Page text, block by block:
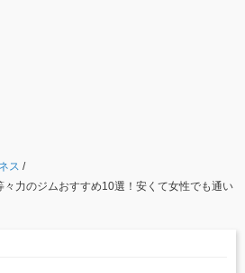
ス /
々力のジムおすすめ10選！安くて女性でも通い